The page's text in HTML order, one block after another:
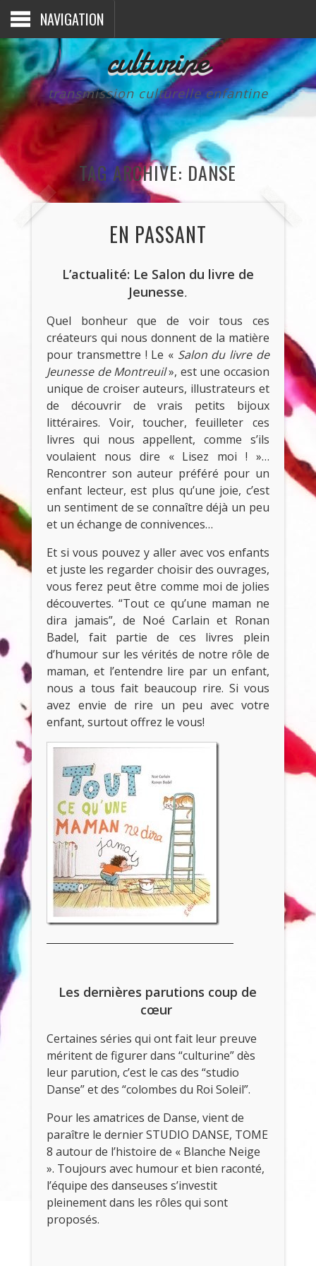
NAVIGATION
culturine
transmission culturelle enfantine
TAG ARCHIVE: DANSE
EN PASSANT
L’actualité: Le Salon du livre de
Jeunesse.
Quel bonheur que de voir tous ces
créateurs qui nous donnent de la matière
pour transmettre ! Le « Salon du livre de
Jeunesse de Montreuil», est une occasion
unique de croiser auteurs, illustrateurs et
de découvrir de vrais petits bijoux
littéraires. Voir, toucher, feuilleter ces
livres qui nous appellent, comme s’ils
voulaient nous dire « Lisez moi ! »…
Rencontrer son auteur préféré pour un
enfant lecteur, est plus qu’une joie, c’est
un sentiment de se connaître déjà un peu
et un échange de connivences…
Et si vous pouvez y aller avec vos enfants
et juste les regarder choisir des ouvrages,
vous ferez peut être comme moi de jolies
découvertes. “Tout ce qu’une maman ne
dira jamais”, de Noé Carlain et Ronan
Badel, fait partie de ces livres plein
d’humour sur les vérités de notre rôle de
maman, et l’entendre lire par un enfant,
nous a tous fait beaucoup rire. Si vous
avez envie de rire un peu avec votre
enfant, surtout offrez le vous!
Les dernières parutions coup de
cœur
Certaines séries qui ont fait leur preuve
méritent de figurer dans “culturine” dès
leur parution, c’est le cas des “studio
Danse” et des “colombes du Roi Soleil”.
Pour les amatrices de Danse, vient de
paraître le dernier STUDIO DANSE, TOME
8 autour de l’histoire de « Blanche Neige
». Toujours avec humour et bien raconté,
l’équipe des danseuses s’investit
pleinement dans les rôles qui sont
proposés.